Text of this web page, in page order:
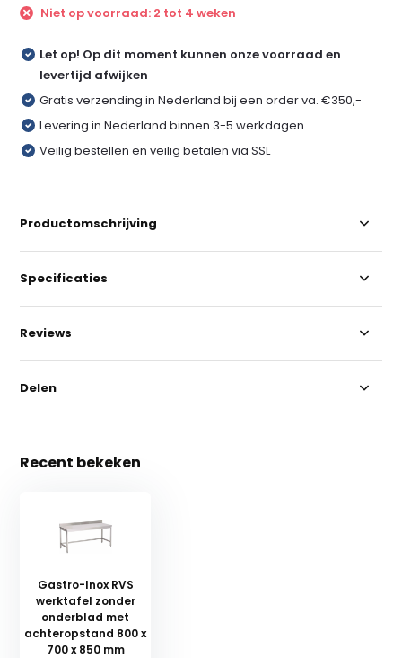
Niet op voorraad: 2 tot 4 weken
Let op! Op dit moment kunnen onze voorraad en
levertijd afwijken
Gratis verzending in Nederland bij een order va. €350,-
Levering in Nederland binnen 3-5 werkdagen
Veilig bestellen en veilig betalen via SSL
Productomschrijving
Specificaties
Reviews
Delen
Recent bekeken
Gastro-Inox RVS
werktafel zonder
onderblad met
achteropstand 800 x
700 x 850 mm